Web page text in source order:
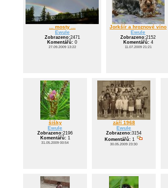
... mosty ...
Ewule
Zobrazeno:2471
Komentářů: 0
27.09.2009 13:22
Jorkšír a hroznové víno
Ewule
Zobrazeno:2152
Komentářů:4
11.07.2009 21:21
šišky
Ewule
Zobrazeno:2196
Komentářů:1
31.05.2009 00:54
září 1968
Ewule
Zobrazeno:3154
Komentářů: 1
30.05.2009 23:30